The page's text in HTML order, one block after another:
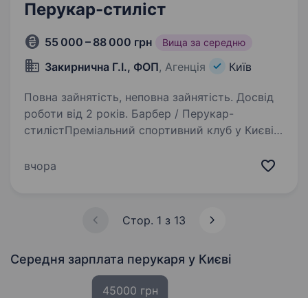
Перукар-стиліст
55 000 – 88 000 грн Вища за середню
Закирнична Г.І., ФОП, Агенція Київ
Повна зайнятість, неповна зайнятість. Досвід
роботи від 2 років. Барбер / Перукар-
стилістПреміальний спортивний клуб у Києві
перукаря-стиліста, який цінує високий рівень
вчора
Стор. 1 з 13
Середня зарплата перукаря у Києві
45000 грн